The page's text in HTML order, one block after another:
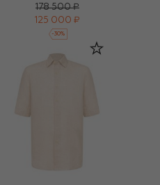
178 500 ₽
125 000 ₽
-30%